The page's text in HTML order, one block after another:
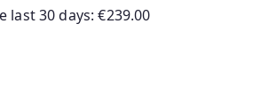
last 30 days:€239.00